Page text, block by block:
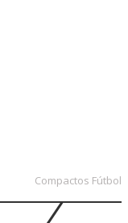
Compactos Fútbol